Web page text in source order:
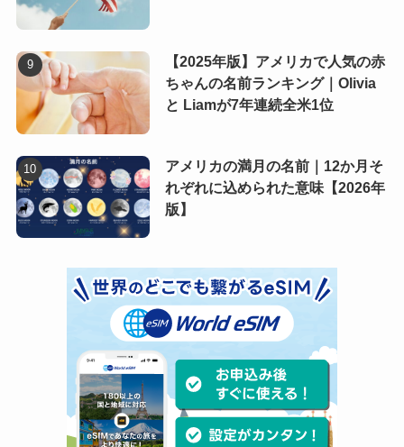
【2025年版】アメリカで人気の赤
ちゃんの名前ランキング｜Olivia
と Liamが7年連続全米1位
アメリカの満月の名前｜12か月そ
れぞれに込められた意味【2026年
版】